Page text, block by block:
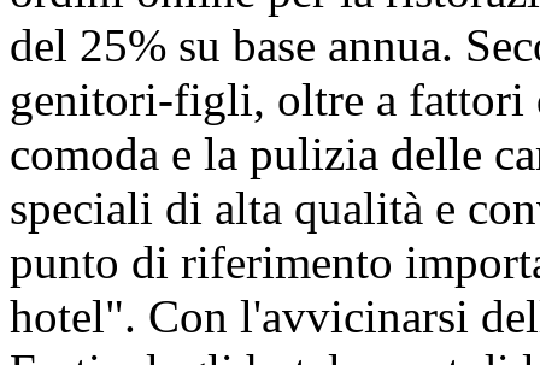
del 25% su base annua.
genitori-figli, oltre a fattori
comoda e la pulizia delle
speciali di alta qualità e
punto di riferimento
hotel". Con l'avvicinarsi